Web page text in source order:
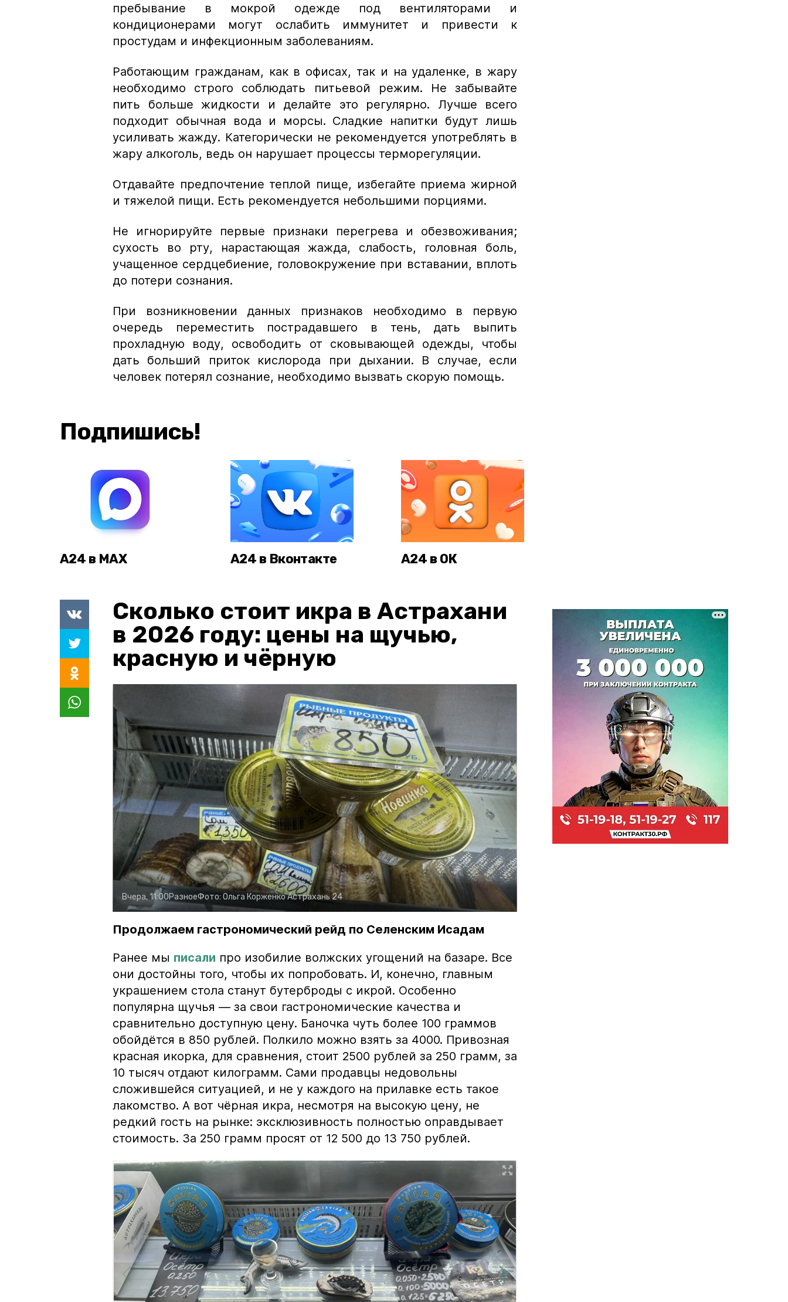
пребывание в мокрой одежде под вентиляторами и
кондиционерами могут ослабить иммунитет и привести к
простудам и инфекционным заболеваниям.
Работающим гражданам, как в офисах, так и на удаленке, в жару
необходимо строго соблюдать питьевой режим. Не забывайте
пить больше жидкости и делайте это регулярно. Лучше всего
подходит обычная вода и морсы. Сладкие напитки будут лишь
усиливать жажду. Категорически не рекомендуется употреблять в
жару алкоголь, ведь он нарушает процессы терморегуляции.
Отдавайте предпочтение теплой пище, избегайте приема жирной
и тяжелой пищи. Есть рекомендуется небольшими порциями.
Не игнорируйте первые признаки перегрева и обезвоживания;
сухость во рту, нарастающая жажда, слабость, головная боль,
учащенное сердцебиение, головокружение при вставании, вплоть
до потери сознания.
При возникновении данных признаков необходимо в первую
очередь переместить пострадавшего в тень, дать выпить
прохладную воду, освободить от сковывающей одежды, чтобы
дать больший приток кислорода при дыхании. В случае, если
человек потерял сознание, необходимо вызвать скорую помощь.
Подпишись!
А24 в MAX А24 в Вконтакте А24 в ОК
Сколько стоит икра в Астрахани
в 2026 году: цены на щучью,
красную и чёрную
Вчера, 11:00РазноеФото: Ольга КорженкоАстрахань 24
Продолжаем гастрономический рейд по Селенским Исадам
Ранее мы писали про изобилие волжских угощений на базаре. Все
они достойны того, чтобы их попробовать. И, конечно, главным
украшением стола станут бутерброды с икрой. Особенно
популярна щучья — за свои гастрономические качества и
сравнительно доступную цену. Баночка чуть более 100 граммов
обойдётся в 850 рублей. Полкило можно взять за 4000. Привозная
красная икорка, для сравнения, стоит 2500 рублей за 250 грамм, за
10 тысяч отдают килограмм. Сами продавцы недовольны
сложившейся ситуацией, и не у каждого на прилавке есть такое
лакомство. А вот чёрная икра, несмотря на высокую цену, не
редкий гость на рынке: эксклюзивность полностью оправдывает
стоимость. За 250 грамм просят от 12 500 до 13 750 рублей.